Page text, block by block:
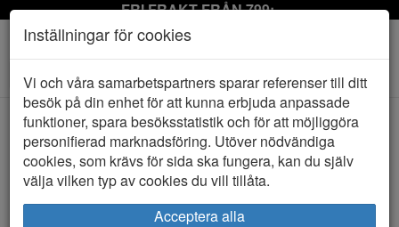
FRI FRAKT FRÅN 799:-
Toggle
navigation
HEM PUMA
Inställningar för cookies
Vi och våra samarbetspartners sparar referenser till ditt
besök på din enhet för att kunna erbjuda anpassade
funktioner, spara besöksstatistik och för att möjliggöra
personifierad marknadsföring. Utöver nödvändiga
cookies, som krävs för sida ska fungera, kan du själv
välja vilken typ av cookies du vill tillåta.
Acceptera alla